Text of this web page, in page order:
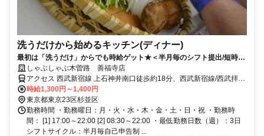
洗うだけから始めるキッチン(ディナー)
最初は「洗うだけ」からでも時給ゲット★＜半月毎のシフト提出/短時間
3h～/週3日～＞
しゃぶしゃぶ木曽路 善福寺店
アクセス 西武新宿線 上石神井南口徒歩約18分、西武新宿線/西武拝島
線 上井草南口徒歩約18分、ＪＲ中央本線 西荻窪北口徒歩約21分 国領
駅～徒歩5分
時給1,300円～1,400円
東京都東京23区杉並区
勤務時間 ・勤務曜日：月・火・水・木・金・土・日・祝 ・勤務時
間： [1] 17:00～22:00 [2] 08:30～22:00 ・最低勤務日数（週）：3日
シフトサイクル：半月毎自己申告制 ...